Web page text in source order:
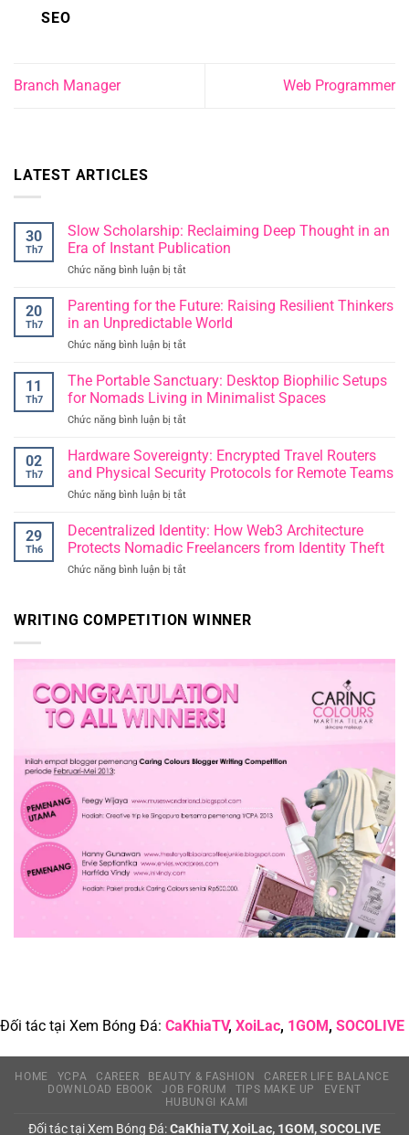
SEO
Branch Manager Web Programmer
LATEST ARTICLES
30
Th7
Slow Scholarship: Reclaiming Deep Thought in an
Era of Instant Publication
Chức năng bình luận bị tắt
Scholarship:
Reclaiming
an
Era
20
Th7
Parenting for the Future: Raising Resilient Thinkers
in an Unpredictable World
Chức năng bình luận bị tắt
for
the
Thinkers
in
11
Th7
The Portable Sanctuary: Desktop Biophilic Setups
for Nomads Living in Minimalist Spaces
Chức năng bình luận bị tắt
Portable
Sanctuary:
Desktop
for
Nomads
02
Th7
Hardware Sovereignty: Encrypted Travel Routers
and Physical Security Protocols for Remote Teams
Chức năng bình luận bị tắt
Sovereignty:
Encrypted
Security
Remote
Teams
29
Th6
Decentralized Identity: How Web3 Architecture
Protects Nomadic Freelancers from Identity Theft
Chức năng bình luận bị tắt
How
Freelancers
from
Identity
WRITING COMPETITION WINNER
Đối tác tại Xem Bóng Đá: CaKhiaTV, XoiLac, 1GOM, SOCOLIVE
HOME YCPA CAREER BEAUTY & FASHION
CAREER LIFE BALANCE
DOWNLOAD EBOOK
JOB FORUM TIPS MAKE UP
EVENT
HUBUNGI KAMI
Đối tác tại Xem Bóng Đá:CaKhiaTV,XoiLac, 1GOM,SOCOLIVE